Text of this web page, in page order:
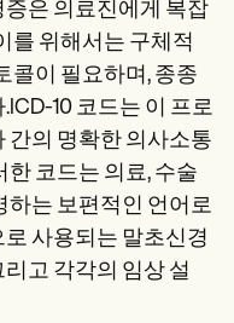
은 의료진에게 복잡
를 위해서는 구체적
콜이 필요하며, 종종
10 코드는 이 프로
간의 명확한 의사소통
코드는 의료, 수술
하는 보편적인 언어로
사용되는 말초신경
리고 각각의 임상 설